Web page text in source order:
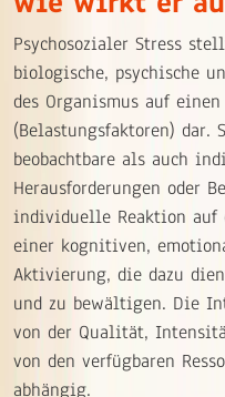
Psychosozialer Stress
biologische, psychische
des Organismus auf
(Belastungsfaktoren) dar.
beobachtbare als auch
Herausforderungen oder
individuelle Reaktion auf
einer kognitiven,
Aktivierung, die dazu
und zu bewältigen. Die
von der Qualität,
von den verfügbaren
abhängig.